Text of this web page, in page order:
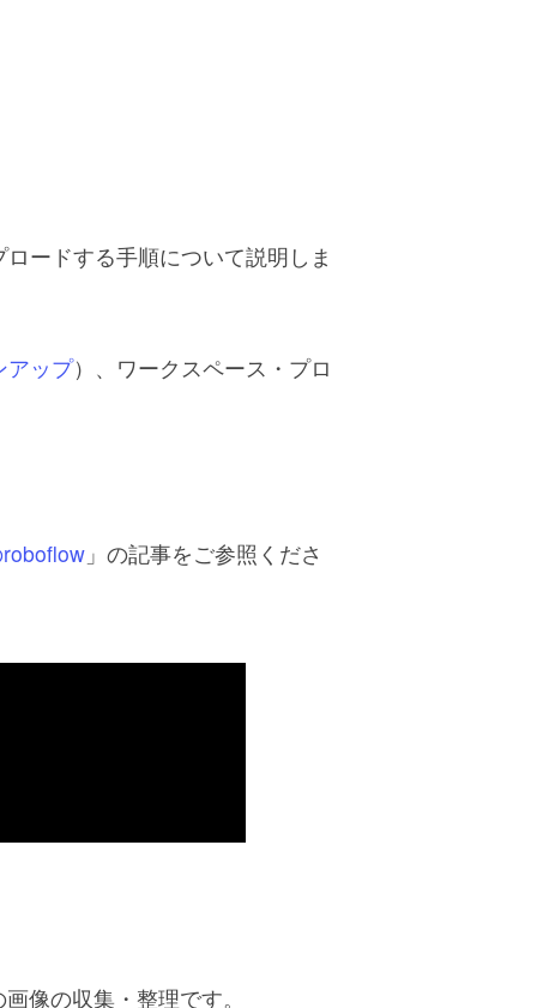
ードする手順について説明しま
アップ）、ワークスペース・プロ
」の記事をご参照くださ
像の収集・整理です。